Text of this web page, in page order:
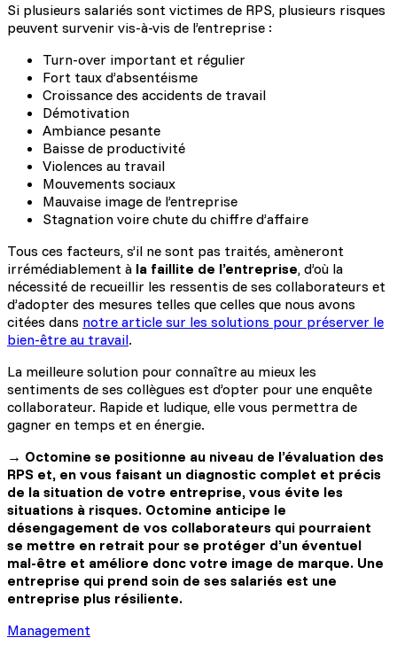
Si plusieurs salariés sont victimes de RPS, plusieurs risques
peuvent survenir vis-à-vis de l’entreprise :
Turn-over important et régulier
Fort taux d’absentéisme
Croissance des accidents de travail
Démotivation
Ambiance pesante
Baisse de productivité
Violences au travail
Mouvements sociaux
Mauvaise image de l’entreprise
Stagnation voire chute du chiffre d’affaire
Tous ces facteurs, s’il ne sont pas traités, amèneront
irrémédiablement à la faillite de l’entreprise, d’où la
nécessité de recueillir les ressentis de ses collaborateurs et
d’adopter des mesures telles que celles que nous avons
citées dans notre article sur les solutions pour préserver le
bien-être au travail.
La meilleure solution pour connaître au mieux les
sentiments de ses collègues est d’opter pour une enquête
collaborateur. Rapide et ludique, elle vous permettra de
gagner en temps et en énergie.
→ Octomine se positionne au niveau de l’évaluation des
RPS et, en vous faisant un diagnostic complet et précis
de la situation de votre entreprise, vous évite les
situations à risques. Octomine anticipe le
désengagement de vos collaborateurs qui pourraient
se mettre en retrait pour se protéger d’un éventuel
mal-être et améliore donc votre image de marque. Une
entreprise qui prend soin de ses salariés est une
entreprise plus résiliente.
Management